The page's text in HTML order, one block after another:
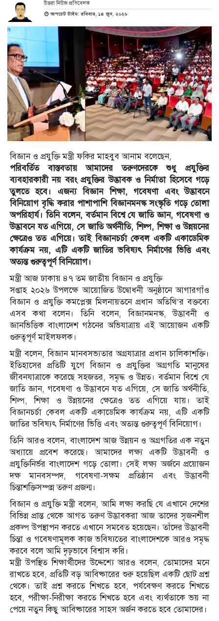
উত্তরা নিউজ প্রতিবেদক
আপডেট টাইম: রবিবার, ১৪ জুন, ২০২৬
বিজ্ঞান ও প্রযুক্তি মন্ত্রী ফকির মাহবুব আনাম বলেছেন,
পরিবর্তিত বাস্তবতায় আমাদের তরুণদেরকে শুধু প্রযুক্তির
ব্যবহারকারী নয় বরং প্রযুক্তির উদ্ভাবক ও নির্মাতা হিসেবে গড়ে
তুলতে হবে। এজন্য বিজ্ঞান শিক্ষা, গবেষণা এবং উদ্ভাবনে
বিনিয়োগ বৃদ্ধি করার পাশাপাশি বিজ্ঞানমনস্ক সংস্কৃতি গড়ে তোলা
অপরিহার্য। তিনি বলেন, বর্তমান বিশ্বে যে জাতি জ্ঞান, গবেষণা ও
উদ্ভাবনে যত এগিয়ে, সে জাতি অর্থনীতি, শিল্প, শিক্ষা ও উন্নয়নের
ক্ষেত্রেও তত এগিয়ে। তাই বিজ্ঞানচর্চা কেবল একটি একাডেমিক
কার্যক্রম নয়, এটি একটি জাতির ভবিষ্যৎ নির্মাণের ভিত্তি এবং
অত্যন্ত গুরুত্বপূর্ণ বিনিয়োগ।
মন্ত্রী আজ ঢাকায় ৪৭ তম জাতীয় বিজ্ঞান ও প্রযুক্তি
সপ্তাহ ২০২৬ উপলক্ষে আয়োজিত উদ্বোধনী অনুষ্ঠানে আগারগাঁও
বিজ্ঞান ও প্রযুক্তি কমপ্লেক্স মিলনায়তনে প্রধান অতিথি’র বক্তব্যে
এসব কথা বলেন। তিনি বলেন, বিজ্ঞানমনস্ক, উদ্ভাবনী ও
জ্ঞানভিত্তিক বাংলাদেশ গঠনের অভিযাত্রায় এই আয়োজন একটি
গুরুত্বপূর্ণ মাইলফলক।
মন্ত্রী বলেন, বিজ্ঞান মানবসভ্যতার অগ্রযাত্রার প্রধান চালিকাশক্তি।
ইতিহাসের প্রতিটি যুগে বিজ্ঞান ও প্রযুক্তির অগ্রগতি মানুষের
জীবনযাত্রাকে করেছে সহজতর, সমৃদ্ধ ও উন্নত। বর্তমান বিশ্বে যে
জাতি জ্ঞান, গবেষণা ও উদ্ভাবনে যত এগিয়ে, সে জাতি অর্থনীতি,
শিল্প, শিক্ষা ও উন্নয়নের ক্ষেত্রেও তত এগিয়ে যায়। তাই
বিজ্ঞানচর্চা কেবল একটি একাডেমিক কার্যক্রম নয়, এটি একটি
জাতির ভবিষ্যৎ নির্মাণের ভিত্তি এবং অত্যন্ত গুরুত্বপূর্ণ বিনিয়োগ।
​তিনি আরও বলেন, বাংলাদেশ আজ উন্নয়ন ও অগ্রগতির এক নতুন
অধ্যায়ে প্রবেশ করেছে। আমাদের লক্ষ্য একটি উদ্ভাবনী ও
প্রযুক্তিনির্ভর বাংলাদেশ গড়ে তোলা। সেই লক্ষ্য অর্জনে প্রয়োজন
দক্ষ মানবসম্পদ, গবেষণা-সক্ষম প্রতিষ্ঠান এবং উদ্ভাবনী
চিন্তাশক্তিসম্পন্ন তরুণ প্রজন্ম।
​বিজ্ঞান ও প্রযুক্তি মন্ত্রী বলেন, আমি লক্ষ্য করছি যে এখানে দেশের
বিভিন্ন প্রান্ত থেকে আগত তরুণ উদ্ভাবকরা আজ তাদের সৃজনশীল
প্রকল্প উপস্থাপন করতে এখানে সমবেত হয়েছেন। তাঁদের উদ্ভাবনী
চিন্তা ও গবেষণামূলক কাজ ভবিষ্যতের বাংলাদেশকে আরও সমৃদ্ধ
করবে বলে আমি দৃঢ়ভাবে বিশ্বাস করি।
​মন্ত্রী উপস্থিত শিক্ষার্থীদের উদ্দেশ্যে আরও বলেন, তোমাদের মনে
রাখতে হবে, প্রতিটি বড় আবিষ্কারের শুরু হয়েছিল একটি ছোট প্রশ্ন
থেকে। তাই প্রশ্ন করতে শিখতে হবে, পর্যবেক্ষণ করতে শিখতে
হবে, পরীক্ষা-নিরীক্ষা করতে শিখতে হবে এবং ব্যর্থতাকে ভয় না
পেয়ে নতুন কিছু আবিষ্কারের সাহস অর্জন করতে হবে তোমাদের।